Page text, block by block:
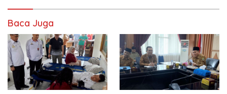
Baca Juga